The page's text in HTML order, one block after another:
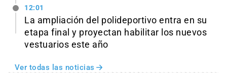
12:01
La ampliación del polideportivo entra en su
etapa final y proyectan habilitar los nuevos
vestuarios este año
Ver todas las noticias